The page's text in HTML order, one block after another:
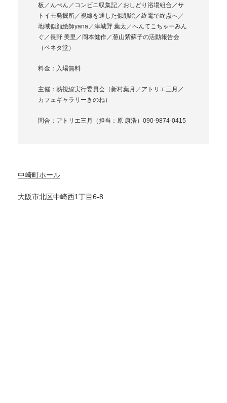
板／んぺん／コンビニ収集記／おしどり浴場組合／サ
トイモ発掘所／視線を通した似顔絵／終電で終点へ／
地域似顔絵師yana／津城野 葉太／へんてこちゃーみん
ぐ／長野 美里／岡本健作／葱山紫蘇子の活動報告会
（ペネタ堂）
料金：入場無料
主催：熱視線実行委員会（新村葉月／アトリエ三月／
カフェギャラリーきのね）
問合：アトリエ三月（担当：原 康浩）090-9874-0415
中崎町ホール
大阪市北区中崎西1丁目6-8